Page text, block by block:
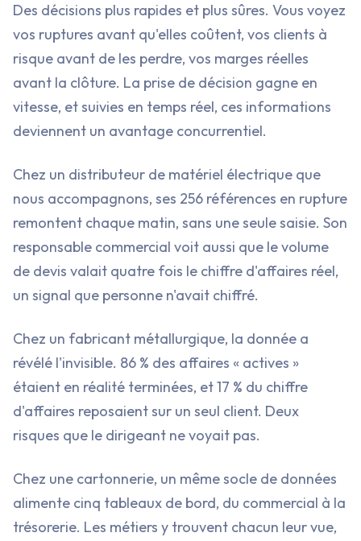
Des décisions plus rapides et plus sûres. Vous voyez
vos ruptures avant qu'elles coûtent, vos clients à
risque avant de les perdre, vos marges réelles
avant la clôture. La prise de décision gagne en
vitesse, et suivies en temps réel, ces informations
deviennent un avantage concurrentiel.
Chez un distributeur de matériel électrique que
nous accompagnons, ses 256 références en rupture
remontent chaque matin, sans une seule saisie. Son
responsable commercial voit aussi que le volume
de devis valait quatre fois le chiffre d'affaires réel,
un signal que personne n'avait chiffré.
Chez un fabricant métallurgique, la donnée a
révélé l'invisible. 86 % des affaires « actives »
étaient en réalité terminées, et 17 % du chiffre
d'affaires reposaient sur un seul client. Deux
risques que le dirigeant ne voyait pas.
Chez une cartonnerie, un même socle de données
alimente cinq tableaux de bord, du commercial à la
trésorerie. Les métiers y trouvent chacun leur vue,